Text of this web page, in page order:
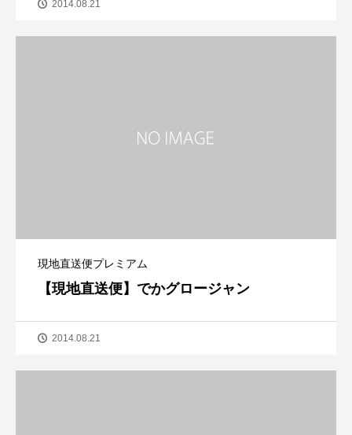
2014.08.21
現地直送便プレミアム
【現地直送便】でかグロージャン
2014.08.21